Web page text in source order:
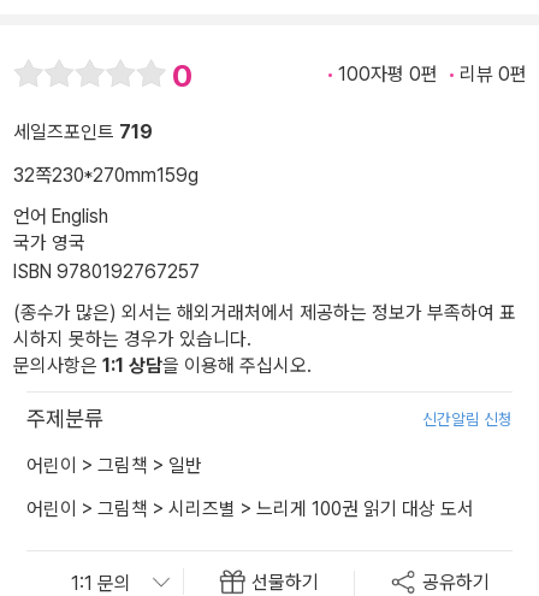
0 100자평 0편 리뷰 0편
세일즈포인트 719
32쪽230*270mm159g
언어 English
국가 영국
ISBN 9780192767257
(종수가 많은) 외서는 해외거래처에서 제공하는 정보가 부족하여 표
시하지 못하는 경우가 있습니다.
문의사항은 1:1 상담을 이용해 주십시오.
주제분류 신간알림 신청
어린이 > 그림책 > 일반
어린이 > 그림책 > 시리즈별 > 느리게 100권 읽기 대상 도서
선물하기 공유하기